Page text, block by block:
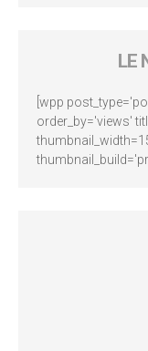
LE
[wpp
order_by='views'